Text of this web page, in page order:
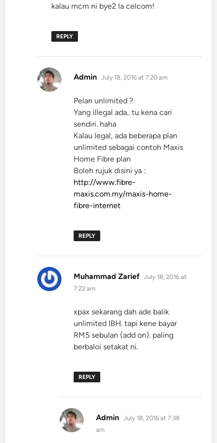
kalau mcm ni bye2 la celcom!
REPLY
Admin says:
July 18, 2016 at 7:20 am
Pelan unlimited ?
Yang illegal ada.. tu kena cari
sendiri. haha
Kalau legal, ada beberapa plan
unlimited sebagai contoh Maxis
Home Fibre plan
Boleh rujuk disini ya :
http://www.fibre-
maxis.com.my/maxis-home-
fibre-internet
REPLY
Muhammad Zarief says:
July 18, 2016 at
7:22 am
xpax sekarang dah ade balik
unlimited IBH. tapi kene bayar
RM5 sebulan (add on). paling
berbaloi setakat ni.
REPLY
Admin says:
July 18, 2016 at 7:38
am